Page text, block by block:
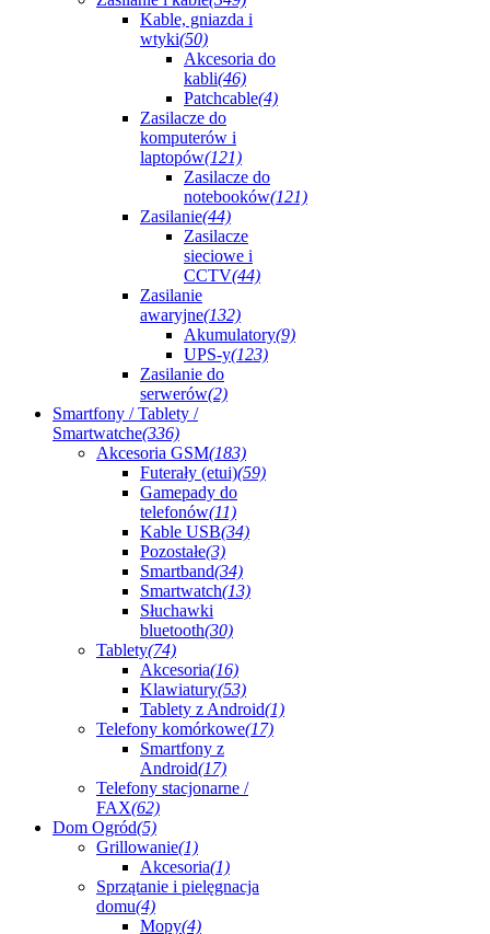
Kable, gniazda i
wtyki(50)
Akcesoria do
kabli(46)
Patchcable(4)
Zasilacze do
komputerów i
laptopów(121)
Zasilacze do
notebooków(121)
Zasilanie(44)
Zasilacze
sieciowe i
CCTV(44)
Zasilanie
awaryjne(132)
Akumulatory(9)
UPS-y(123)
Zasilanie do
serwerów(2)
Smartfony / Tablety /
Smartwatche(336)
Akcesoria GSM(183)
Futerały (etui)(59)
Gamepady do
telefonów(11)
Kable USB(34)
Pozostałe(3)
Smartband(34)
Smartwatch(13)
Słuchawki
bluetooth(30)
Tablety(74)
Akcesoria(16)
Klawiatury(53)
Tablety z Android(1)
Telefony komórkowe(17)
Smartfony z
Android(17)
Telefony stacjonarne /
FAX(62)
Dom Ogród(5)
Grillowanie(1)
Akcesoria(1)
Sprzątanie i pielęgnacja
domu(4)
Mopy(4)